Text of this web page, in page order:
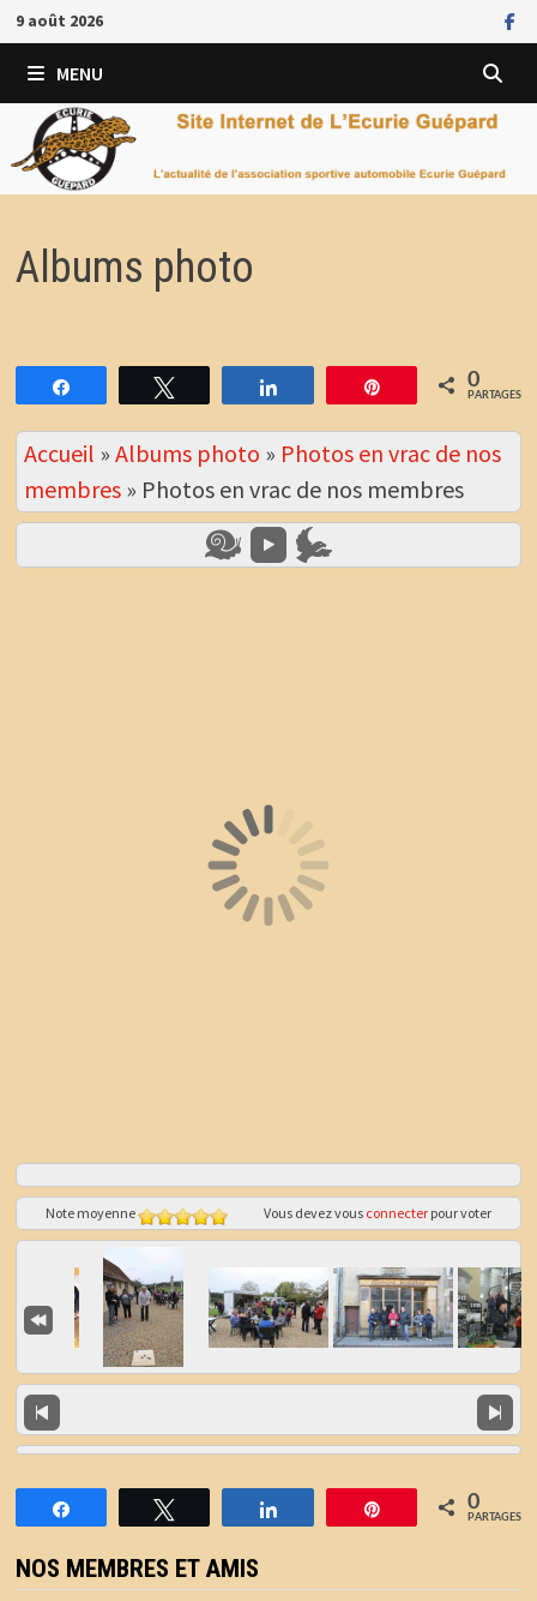
Passer
au
contenu
9 août 2026
MENU
Albums photo
Épingle 0
PARTAGES
Accueil » Albums photo » Photos en vrac de nos
membres» Photos en vrac de nos membres
Note moyenne Vous devez vous connecterpour voter
Épingle 0
PARTAGES
NOS MEMBRES ET AMIS